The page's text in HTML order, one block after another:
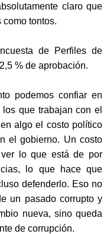
claro que
como tontos.
de Perfiles de
% de aprobación.
podemos confiar en
que trabajan con el
algo el costo político
el gobierno. Un costo
lo que está de por
lo que hace que
defenderlo. Eso no
un pasado corrupto y
nueva, sino queda
de corrupción.